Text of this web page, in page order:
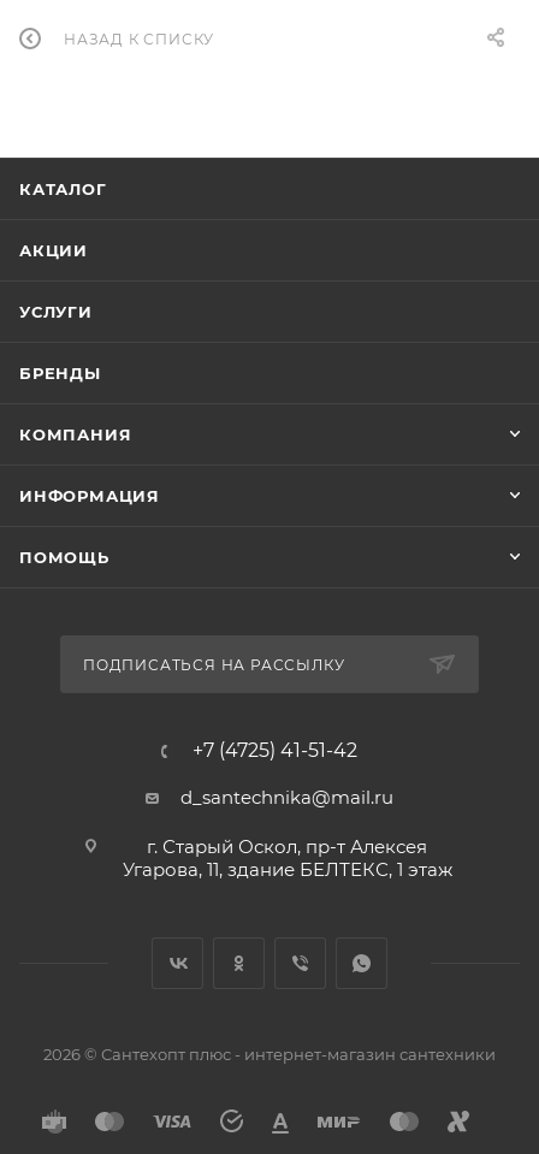
НАЗАД К СПИСКУ
КАТАЛОГ
АКЦИИ
УСЛУГИ
БРЕНДЫ
КОМПАНИЯ
ИНФОРМАЦИЯ
ПОМОЩЬ
ПОДПИСАТЬСЯ НА РАССЫЛКУ
+7 (4725) 41-51-42
d_santechnika@mail.ru
г. Старый Оскол, пр-т Алексея
Угарова, 11, здание БЕЛТЕКС, 1 этаж
2026 © Сантехопт плюс - интернет-магазин сантехники